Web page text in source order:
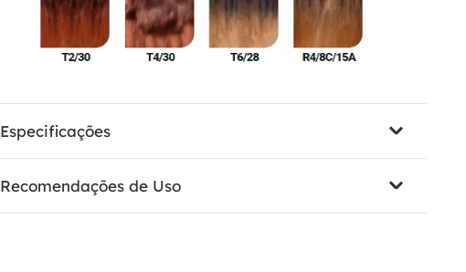
Especificações
Recomendações de Uso